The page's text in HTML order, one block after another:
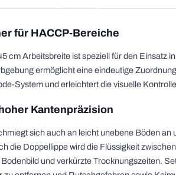
für HACCP-Bereiche
cm Arbeitsbreite ist speziell für den Einsatz
ermöglicht eine eindeutige
System und erleichtert die visuelle
Kantenpräzision
sich auch an leicht unebene Böden an
die Doppellippe wird die Flüssigkeit
und verkürzte Trocknungszeiten.